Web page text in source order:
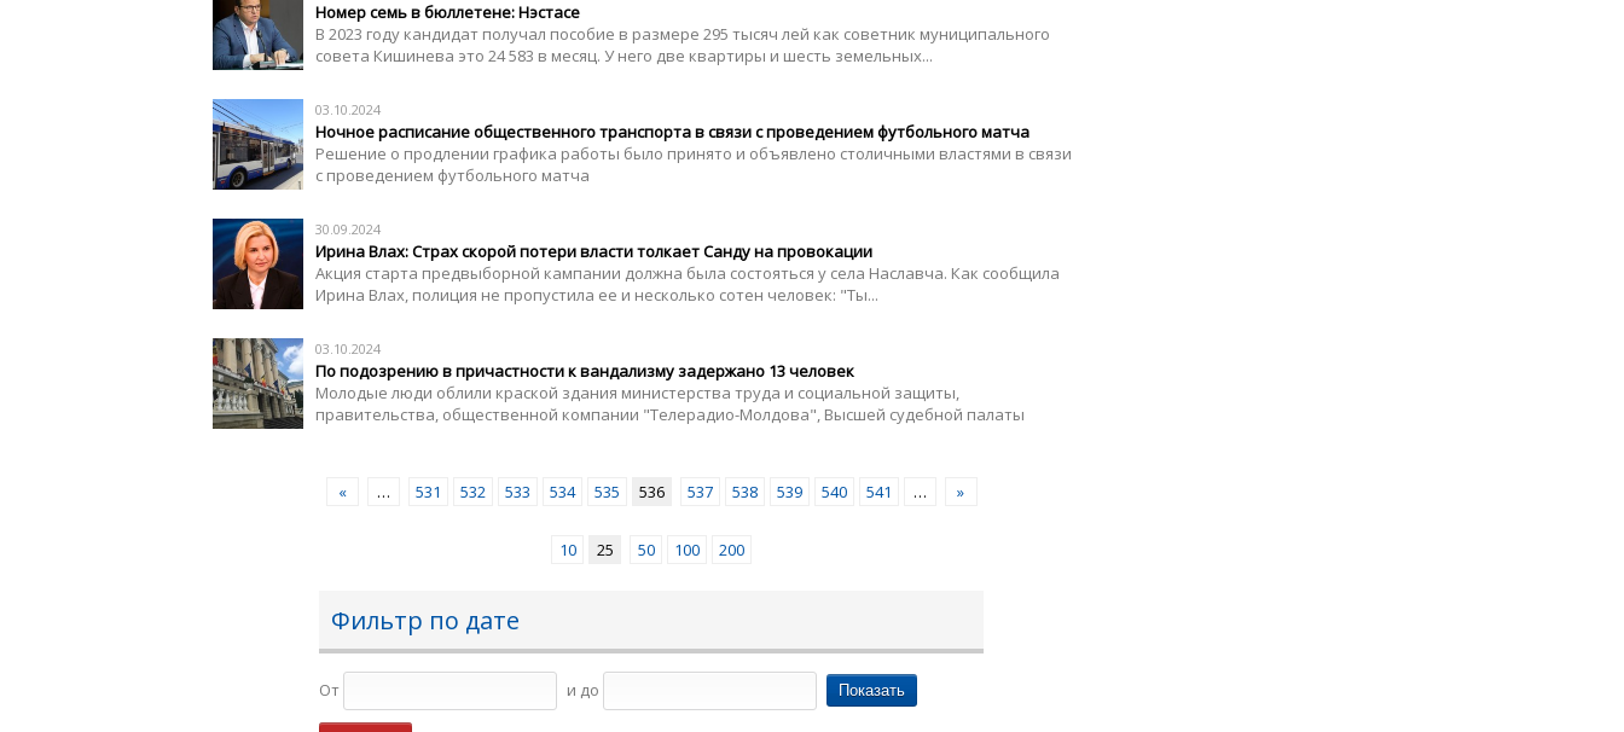
Номер семь в бюллетене: Нэстасе
В 2023 году кандидат получал пособие в размере 295 тысяч лей как советник муниципального
совета Кишинева это 24 583 в месяц. У него две квартиры и шесть земельных...
03.10.2024
Ночное расписание общественного транспорта в связи с проведением футбольного матча
Решение о продлении графика работы было принято и объявлено столичными властями в связи
с проведением футбольного матча
30.09.2024
Ирина Влах: Страх скорой потери власти толкает Санду на провокации
Акция старта предвыборной кампании должна была состояться у села Наславча. Как сообщила
Ирина Влах, полиция не пропустила ее и несколько сотен человек: "Ты...
03.10.2024
По подозрению в причастности к вандализму задержано 13 человек
Молодые люди облили краской здания министерства труда и социальной защиты,
правительства, общественной компании "Телерадио-Молдова", Высшей судебной палаты
« … 531 532 533 534 535 536 537 538 539 540 541 … »
10 25 50 100 200
Фильтр по дате
От и до